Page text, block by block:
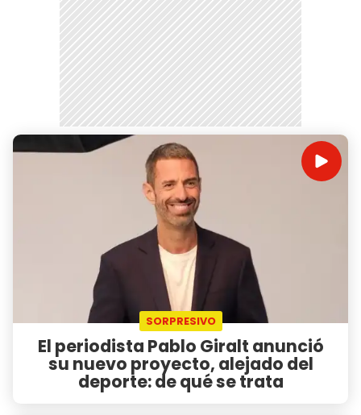
SORPRESIVO
El periodista Pablo Giralt anunció
su nuevo proyecto, alejado del
deporte: de qué se trata